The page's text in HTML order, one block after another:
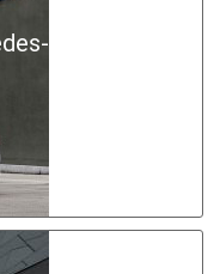
Benz Classe A